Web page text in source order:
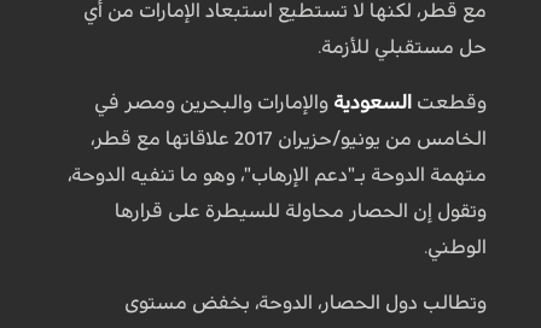
مع قطر، لكنها لا تستطيع استبعاد الإمارات من أي
حل مستقبلي للأزمة.
وقطعت السعودية والإمارات والبحرين ومصر في
الخامس من يونيو/حزيران 2017 علاقاتها مع قطر،
متهمة الدوحة بـ"دعم الإرهاب"، وهو ما تنفيه الدوحة،
وتقول إن الحصار محاولة للسيطرة على قرارها
الوطني.
وتطالب دول الحصار، الدوحة، بخفض مستوى